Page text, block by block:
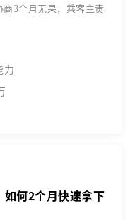
3个月无果，乘客主责
力
何2个月快速拿下